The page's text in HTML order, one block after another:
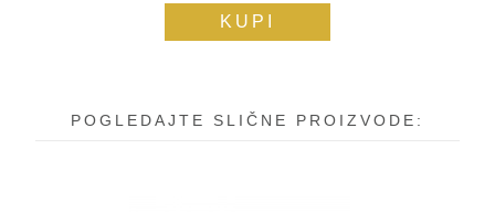
KUPI
POGLEDAJTE SLIČNE PROIZVODE: